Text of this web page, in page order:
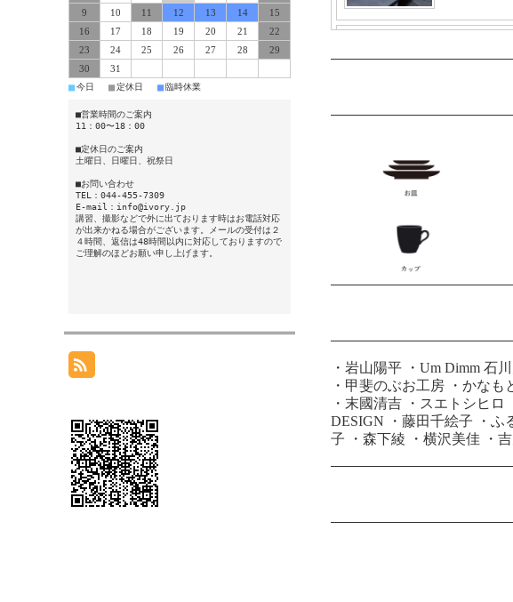
・ 岩山陽平 ・ Um Dimm 石
・ 甲斐のぶお工房 ・ かなも
・ 末國清吉 ・ スエトシヒロ
DESIGN
・ 藤田千絵子 ・ ふ
子
・ 森下綾 ・ 横沢美佳 ・
9
10 11 12 13 14
15
16
17 18 19 20 21
22
23
24 25 26 27 28
29
30
31
■今日 ■定休日 ■臨時休業
■営業時間のご案内
11：00〜18：00
■定休日のご案内
土曜日、日曜日、祝祭日
■お問い合わせ
TEL：044-455-7309
E-mail：info@ivory.jp
講習、撮影などで外に出ております時はお電話対応
が出来かねる場合がございます。メールの受付は２
４時間、返信は48時間以内に対応しておりますので
ご理解のほどお願い申し上げます。